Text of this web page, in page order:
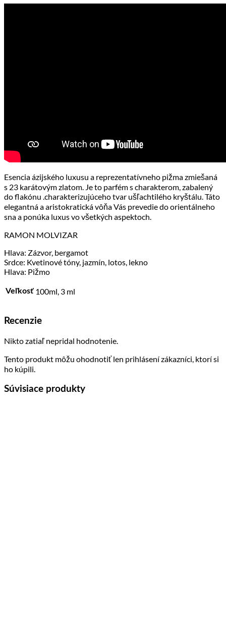
Esencia ázijského luxusu a reprezentatívneho pižma zmiešaná
s 23 karátovým zlatom. Je to parfém s charakterom, zabalený
do flakónu .charakterizujúceho tvar ušľachtilého kryštálu. Táto
elegantná a aristokratická vôňa Vás prevedie do orientálneho
sna a ponúka luxus vo všetkých aspektoch.
RAMON MOLVIZAR
Hlava: Zázvor, bergamot
Srdce: Kvetinové tóny, jazmín, lotos, lekno
Hlava: Pižmo
Veľkosť 100ml, 3 ml
Recenzie
Nikto zatiaľ nepridal hodnotenie.
Tento produkt môžu ohodnotiť len prihlásení zákazníci, ktorí si
ho kúpili.
Súvisiace produkty